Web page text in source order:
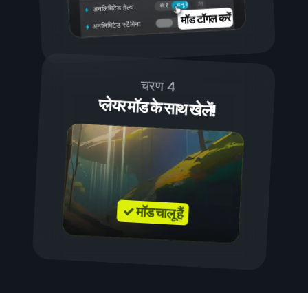
चालू है
बंद है
अनलिमिटेड हेल्थ
अनलिमिटेड स्टैमिना मॉड टॉगल करें
चरण 4
प्लेयर मॉड के साथ खेलें!
✓ मॉड चालू हैं